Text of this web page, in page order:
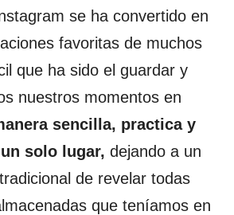
se ha convertido en
favoritas de muchos
que ha sido el guardar y
nuestros momentos en
sencilla, practica y
solo lugar, dejando a un
de revelar todas
que teníamos en